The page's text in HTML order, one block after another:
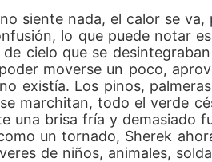
siente nada, el calor se
lo que puede notar
cielo que se
moverse un poco,
existía. Los pinos,
marchitan, todo el verde
una brisa fría y
un tornado, Sherek
de niños, animales,